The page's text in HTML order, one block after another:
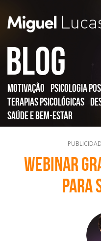
Blog
Motivação Psicologia
Terapias Psicológicas
Saúde e Bem-Estar
Webinar
Para